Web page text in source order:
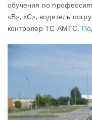
обучения по
«В», «С», водитель
контролер ТС АМТС.